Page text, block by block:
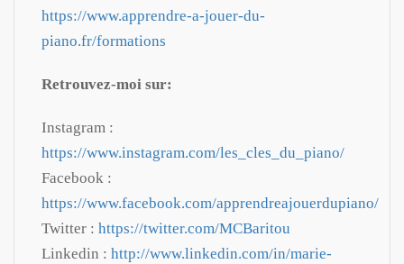
https://www.apprendre-a-jouer-du-
piano.fr/formations
Retrouvez-moi sur:
Instagram :
https://www.instagram.com/les_cles_du_piano/
Facebook :
https://www.facebook.com/apprendreajouerdupiano/
Twitter : https://twitter.com/MCBaritou
Linkedin : http://www.linkedin.com/in/marie-